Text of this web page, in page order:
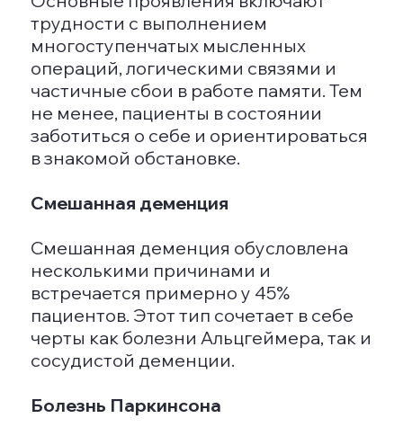
СТАДИИ ЗАБОЛЕВАНИЯ
Заболевание проходит три стадии:
легкую (начальную), среднюю и
тяжелую (терминальную).
Легкая стадия
На этой стадии у пациента
проявляется забывчивость и
рассеянность, которые он, как
памятью. Например, он может не
разговоре. Со временем у больного
возникают проблемы с
воспоминаниями о событиях
недавнего прошлого. Также может
наблюдаться трудность в
организации времени и выполнении
привычных задач, требующих
последовательных действий. На этой
— он становится подозрительным и
агрессивным; начинает утрачивать